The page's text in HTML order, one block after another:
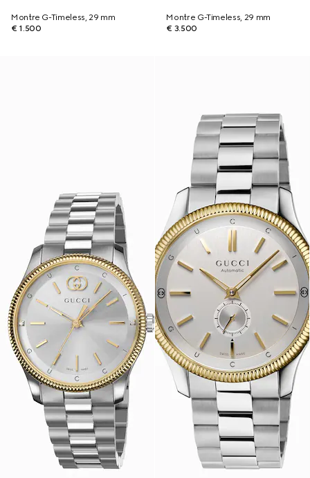
Montre G-Timeless, 29 mm
€ 1.500
Montre G-Timeless, 29 mm
€ 3.500